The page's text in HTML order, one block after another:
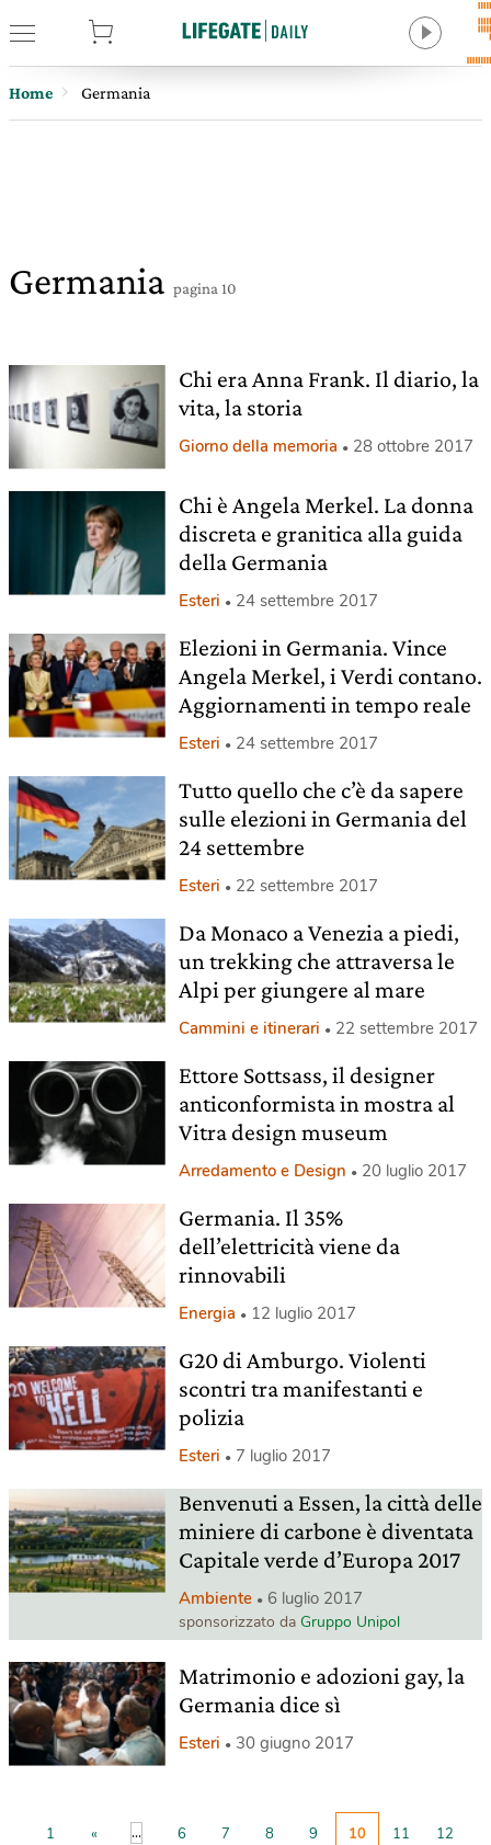
Home Germania
Germania pagina 10
Chi era Anna Frank. Il diario, la
vita, la storia
Giorno della memoria 28 ottobre 2017
Chi è Angela Merkel. La donna
discreta e granitica alla guida
della Germania
Esteri 24 settembre 2017
Elezioni in Germania. Vince
Angela Merkel, i Verdi contano.
Aggiornamenti in tempo reale
Esteri 24 settembre 2017
Tutto quello che c’è da sapere
sulle elezioni in Germania del
24 settembre
Esteri 22 settembre 2017
Da Monaco a Venezia a piedi,
un trekking che attraversa le
Alpi per giungere al mare
Cammini e itinerari 22 settembre 2017
Ettore Sottsass, il designer
anticonformista in mostra al
Vitra design museum
Arredamento e Design 20 luglio 2017
Germania. Il 35%
dell’elettricità viene da
rinnovabili
Energia 12 luglio 2017
G20 di Amburgo. Violenti
scontri tra manifestanti e
polizia
Esteri 7 luglio 2017
Benvenuti a Essen, la città delle
miniere di carbone è diventata
Capitale verde d’Europa 2017
Ambiente 6 luglio 2017
sponsorizzato da Gruppo Unipol
Matrimonio e adozioni gay, la
Germania dice sì
Esteri 30 giugno 2017
1 « ... 6 7 8 9 10 11 12